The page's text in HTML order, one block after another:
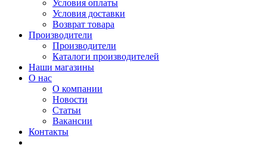
Условия оплаты
Условия доставки
Возврат товара
Производители
Производители
Каталоги производителей
Наши магазины
О нас
О компании
Новости
Статьи
Вакансии
Контакты